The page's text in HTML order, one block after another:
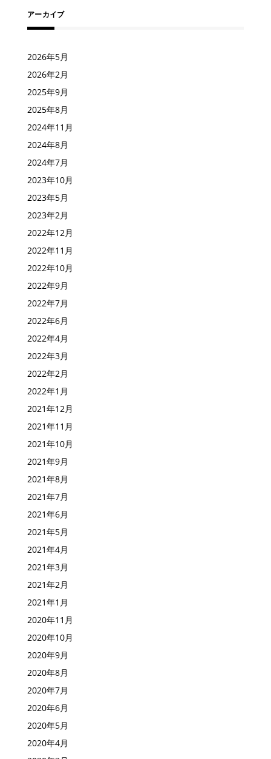
アーカイブ
2026年5月
2026年2月
2025年9月
2025年8月
2024年11月
2024年8月
2024年7月
2023年10月
2023年5月
2023年2月
2022年12月
2022年11月
2022年10月
2022年9月
2022年7月
2022年6月
2022年4月
2022年3月
2022年2月
2022年1月
2021年12月
2021年11月
2021年10月
2021年9月
2021年8月
2021年7月
2021年6月
2021年5月
2021年4月
2021年3月
2021年2月
2021年1月
2020年11月
2020年10月
2020年9月
2020年8月
2020年7月
2020年6月
2020年5月
2020年4月